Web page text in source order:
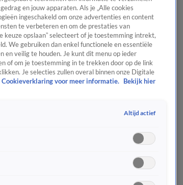
en jouw apparaten. Als je „Alle cookies
ingeschakeld om onze advertenties en content
te verbeteren en om de prestaties van
keuze opslaan” selecteert of je toestemming intrekt,
We gebruiken dan enkel functionele en essentiële
en veilig te houden. Je kunt dit menu op ieder
of om je toestemming in te trekken door op de link
Je selecties zullen overal binnen onze Digitale
Cookieverklaring voor meer informatie.
Bekijk hier
Altijd actief